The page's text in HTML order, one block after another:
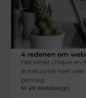
4 redenen om
Het klinkt chique en
je natuurlijk heel
genoeg
M Vd Webdesign